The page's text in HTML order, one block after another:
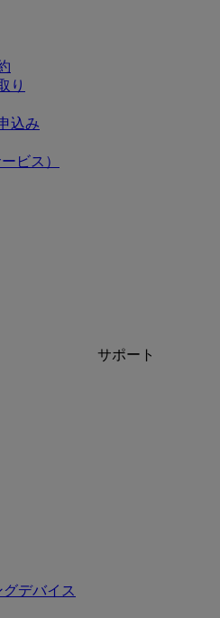
り
込み
ビス）
サポート
デバイス